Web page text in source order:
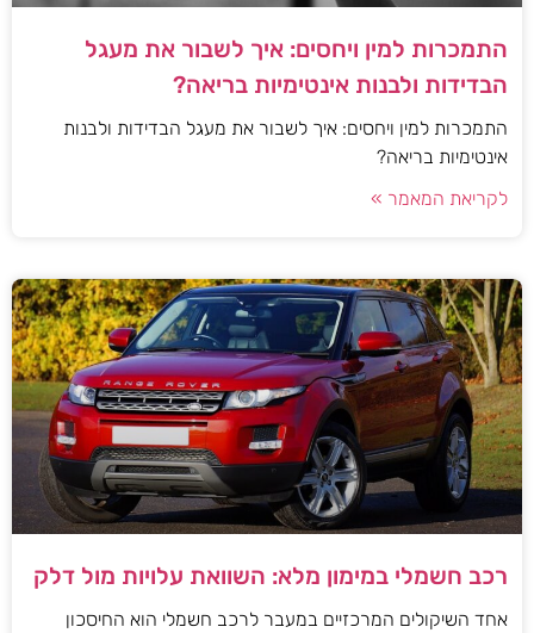
התמכרות למין ויחסים: איך לשבור את מעגל
הבדידות ולבנות אינטימיות בריאה?
התמכרות למין ויחסים: איך לשבור את מעגל הבדידות ולבנות
אינטימיות בריאה?
לקריאת המאמר »
רכב חשמלי במימון מלא: השוואת עלויות מול דלק
אחד השיקולים המרכזיים במעבר לרכב חשמלי הוא החיסכון